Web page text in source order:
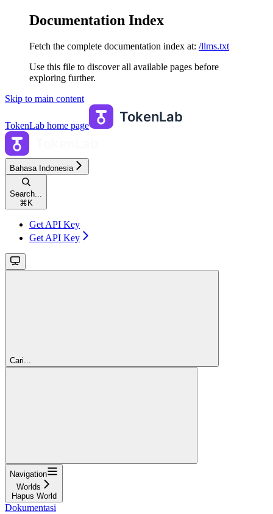
Documentation Index
Fetch the complete documentation index at: /llms.txt
Use this file to discover all available pages before
exploring further.
Skip to main content
TokenLab home page
Bahasa Indonesia
Search...
⌘ K
Get API Key
Get API Key
Cari...
Navigation
Worlds
Hapus World
Dokumentasi